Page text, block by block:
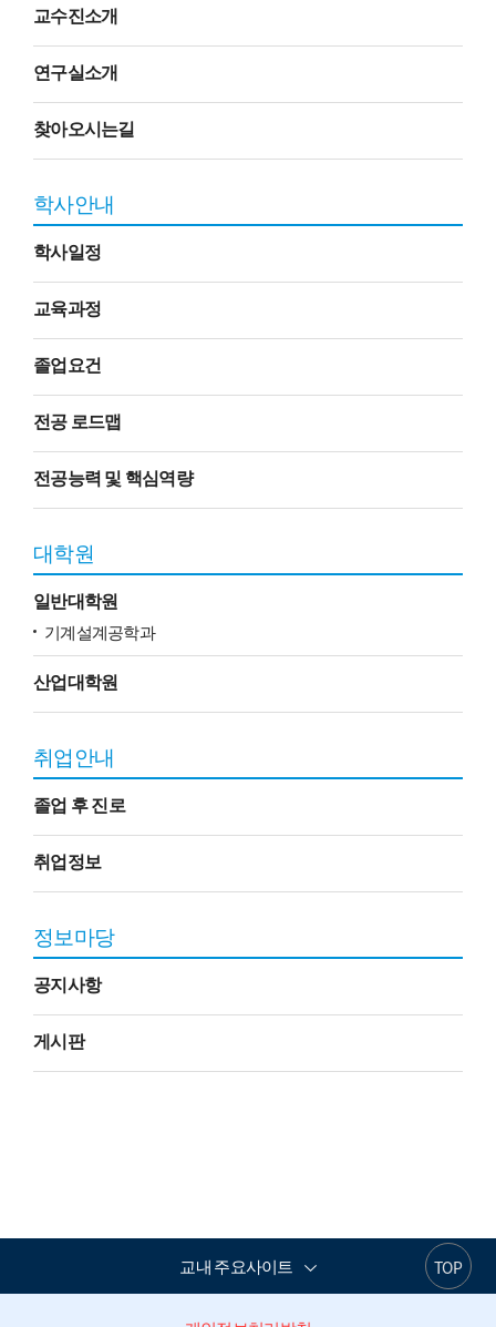
교수진소개
연구실소개
찾아오시는길
학사안내
학사일정
교육과정
졸업요건
전공 로드맵
전공능력 및 핵심역량
대학원
일반대학원
기계설계공학과
산업대학원
취업안내
졸업 후 진로
취업정보
정보마당
공지사항
게시판
TOP
교내 주요사이트